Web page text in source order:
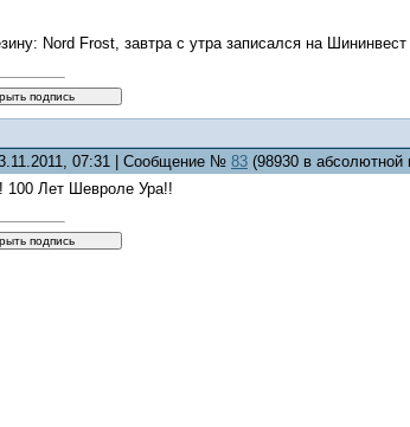
Nord Frost, завтра с утра записался на
07:31 | Сообщение № 83 (98930 в абсолютной
100 Лет Шевроле Ура!!